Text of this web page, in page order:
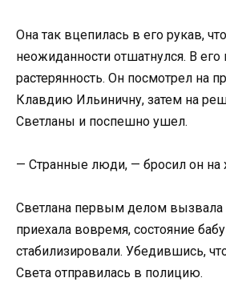
Она так вцепилась в его рукав,
неожиданности отшатнулся. В его
растерянность. Он посмотрел на
Клавдию Ильиничну, затем на
Светланы и поспешно ушел.
— Странные люди, — бросил он на
Светлана первым делом
приехала вовремя, состояние
стабилизировали. Убедившись,
Света отправилась в полицию.